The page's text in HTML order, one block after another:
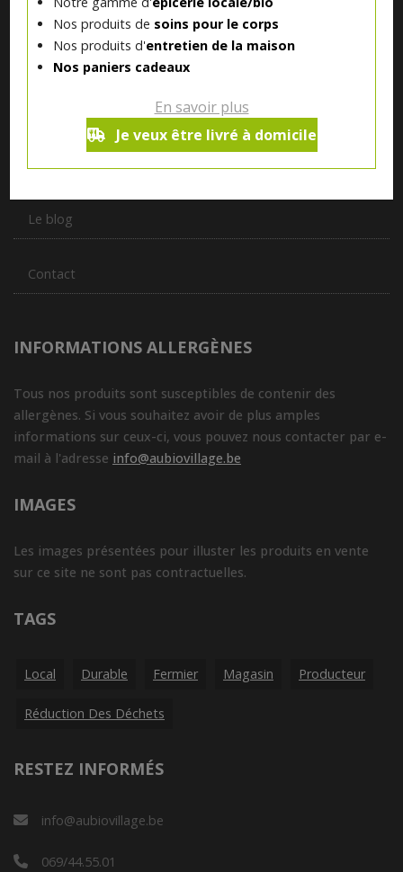
Nos produits de soins pour le corps
Nos produits d'entretien de la maison
Nos paniers cadeaux
En savoir plus
Je veux être livré à domicile
Notre magasin situé à Quevaucamps réunit sous son toit les
vous servir du petit déjeuner au souper.
Qui sommes nous ?
Le blog
Contact
INFORMATIONS ALLERGÈNES
Tous nos produits sont susceptibles de contenir des
allergènes. Si vous souhaitez avoir de plus amples
informations sur ceux-ci, vous pouvez nous contacter par e-
mail à l'adresse info@aubiovillage.be
IMAGES
Les images présentées pour illuster les produits en vente
sur ce site ne sont pas contractuelles.
TAGS
Local Durable Fermier Magasin Producteur
Réduction Des Déchets
RESTEZ INFORMÉS
info@aubiovillage.be
069/44.55.01